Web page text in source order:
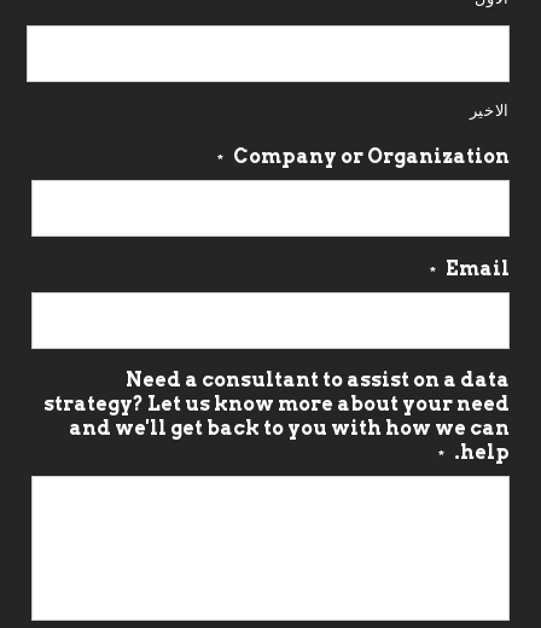
الاخير
Company or Organization
*
Email
*
Need a consultant to assist on a data
strategy? Let us know more about your need
and we'll get back to you with how we can
help.
*